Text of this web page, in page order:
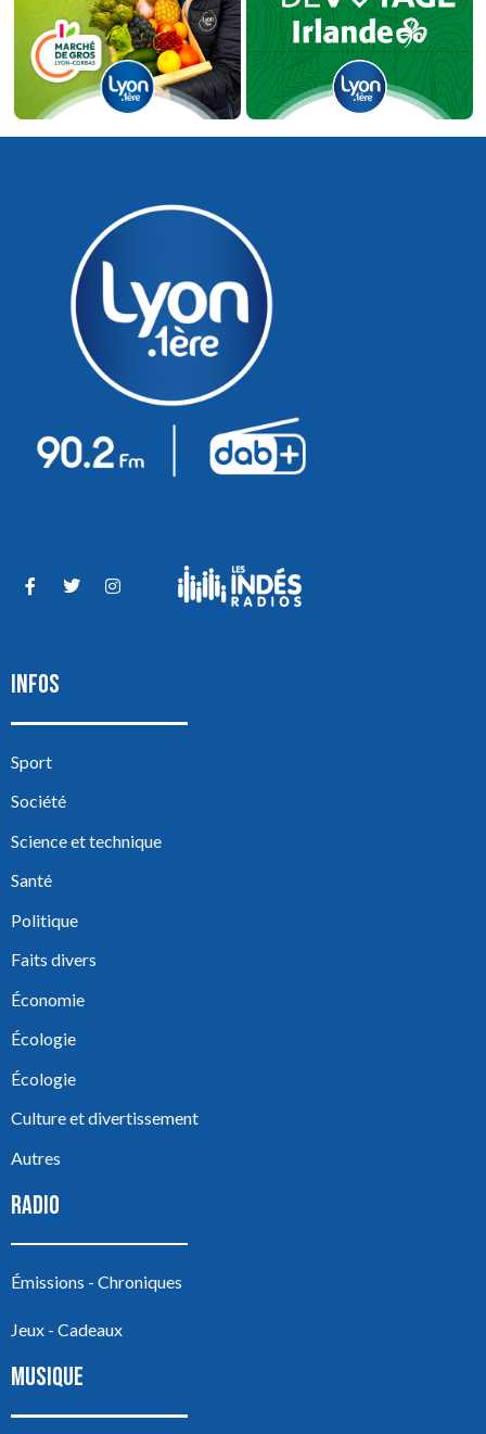
INFOS
Sport
Société
Science et technique
Santé
Politique
Faits divers
Économie
Écologie
Écologie
Culture et divertissement
Autres
RADIO
Émissions - Chroniques
Jeux - Cadeaux
MUSIQUE